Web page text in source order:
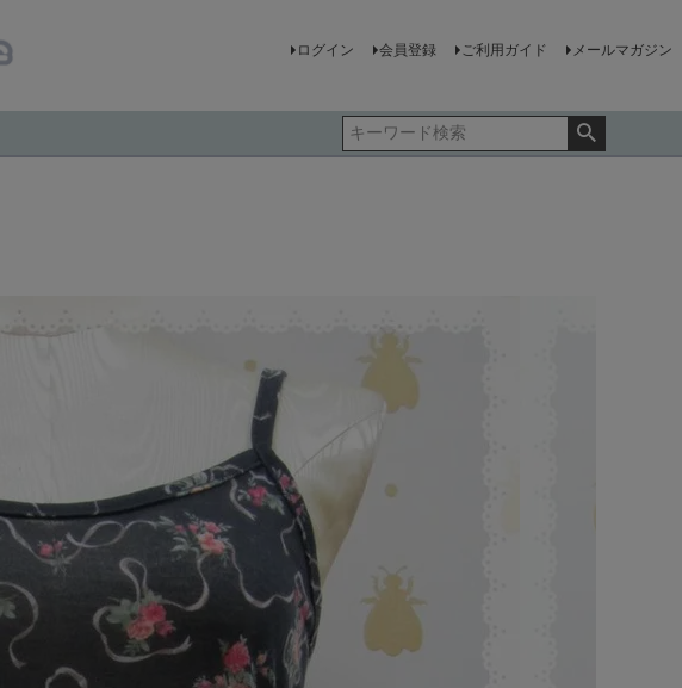
ログイン 会員登録 ご利用ガイド メールマガジン